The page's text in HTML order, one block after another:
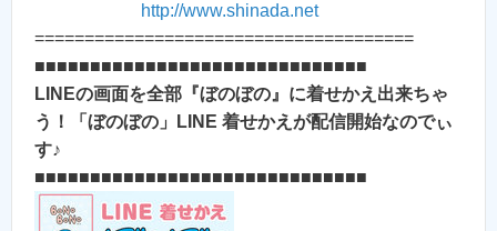
http://www.shinada.net
======================================
■■■■■■■■■■■■■■■■■■■■■■■■■■■■■■
LINEの画面を全部『ぼのぼの』に着せかえ出来ちゃ
う！「ぼのぼの」LINE 着せかえが配信開始なのでぃ
す♪
■■■■■■■■■■■■■■■■■■■■■■■■■■■■■■